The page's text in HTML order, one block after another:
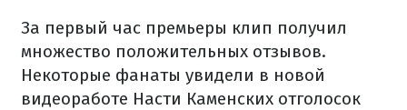
За первый час премьеры клип получил
множество положительных отзывов.
Некоторые фанаты увидели в новой
видеоработе Насти Каменских отголосок